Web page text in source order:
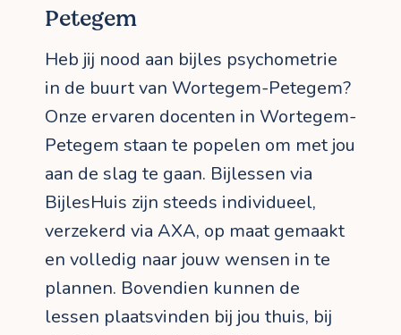
Petegem
Heb jij nood aan bijles psychometrie
in de buurt van Wortegem-Petegem?
Onze ervaren docenten in Wortegem-
Petegem staan te popelen om met jou
aan de slag te gaan. Bijlessen via
BijlesHuis zijn steeds individueel,
verzekerd via AXA, op maat gemaakt
en volledig naar jouw wensen in te
plannen. Bovendien kunnen de
lessen plaatsvinden bij jou thuis, bij